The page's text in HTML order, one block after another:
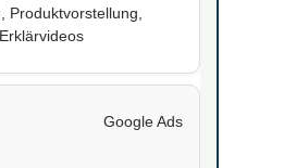
Produktvorstellung,
Erklärvideos
Google Ads